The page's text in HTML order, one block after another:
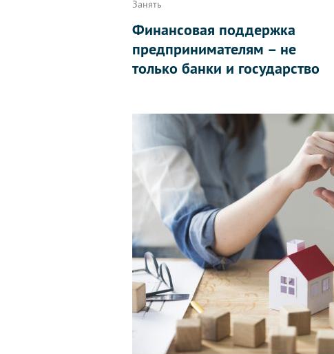
Занять
Финансовая поддержка
предпринимателям – не
только банки и государство